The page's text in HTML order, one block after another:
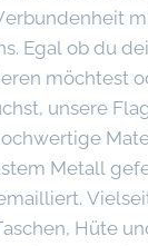
Egal ob du
möchtest
unsere
Metall
Hüte